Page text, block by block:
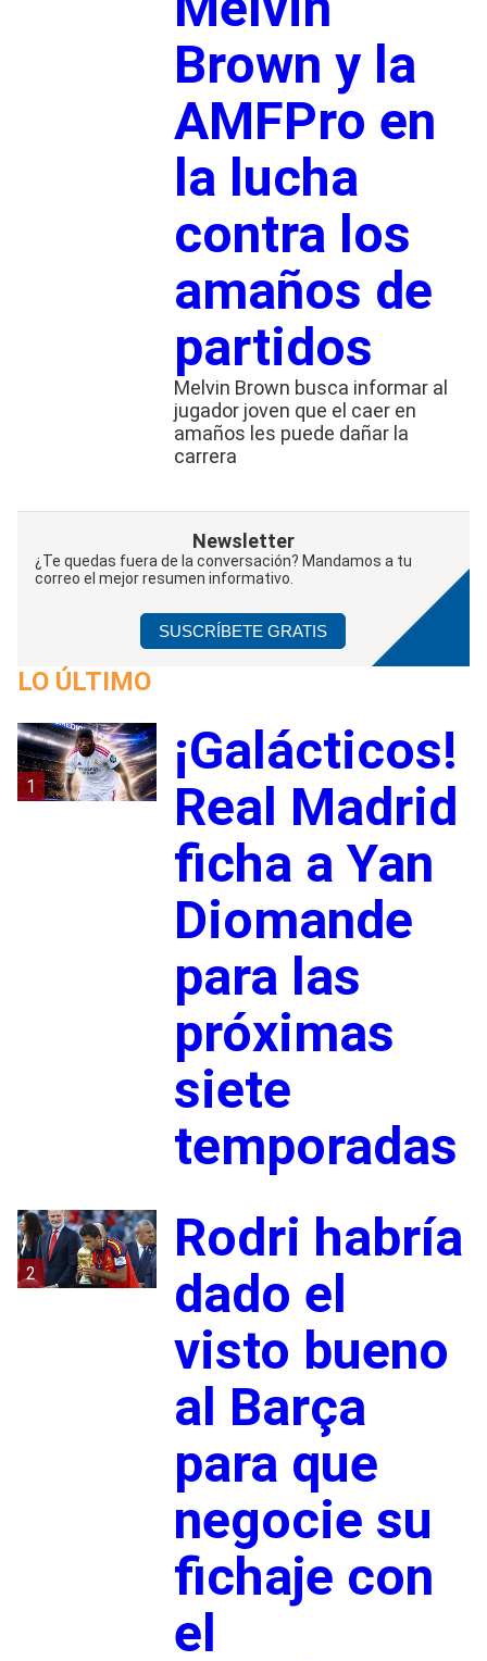
Brown y la
AMFPro en
la lucha
contra los
amaños de
partidos
Melvin Brown busca informar al
jugador joven que el caer en
amaños les puede dañar la
carrera
Newsletter
¿Te quedas fuera de la conversación? Mandamos a tu
correo el mejor resumen informativo.
SUSCRÍBETE GRATIS
LO ÚLTIMO
1
¡Galácticos!
Real Madrid
ficha a Yan
Diomande
para las
próximas
siete
temporadas
2
Rodri habría
dado el
visto bueno
al Barça
para que
negocie su
fichaje con
el